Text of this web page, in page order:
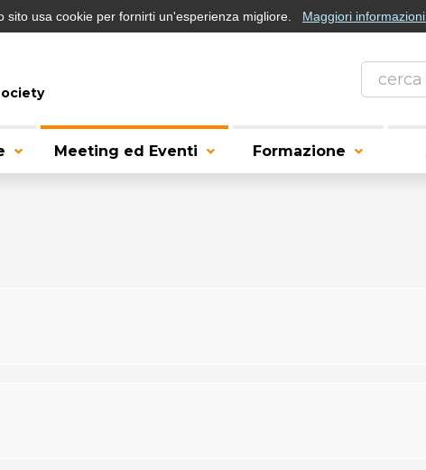
Meeting ed Eventi Formazione
sito usa cookie per fornirti un'esperienza migliore. Maggiori informazioni.